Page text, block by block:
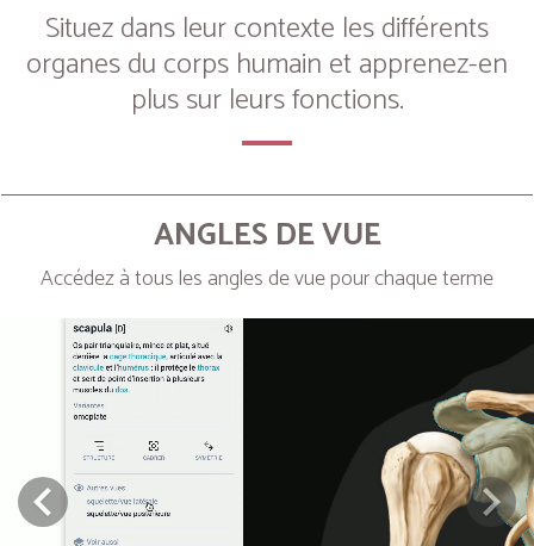
Situez dans leur contexte les différents
organes du corps humain et apprenez-en
plus sur leurs fonctions.
ANGLES DE VUE
Accédez à tous les angles de vue pour chaque terme